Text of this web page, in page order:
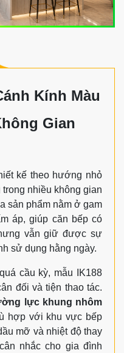
Kính Màu
Gian
kế theo hướng nhỏ
nhiều không gian
sản phẩm nằm ở gam
áp, giúp căn bếp có
vẫn giữ được sự
sử dụng hằng ngày.
cầu kỳ, mẫu IK188
đối và tiện thao tác.
lực khung nhôm
hợp với khu vực bếp
mỡ và nhiệt độ thay
nhắc cho gia đình